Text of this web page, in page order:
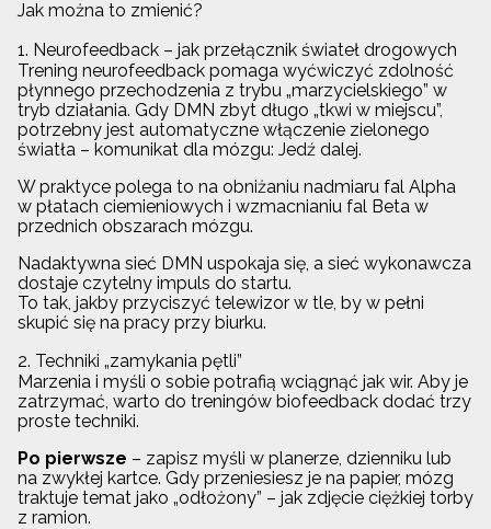
Jak można to zmienić?
1. Neurofeedback – jak przełącznik świateł drogowych
Trening neurofeedback pomaga wyćwiczyć zdolność
płynnego przechodzenia z trybu „marzycielskiego” w
tryb działania. Gdy DMN zbyt długo „tkwi w miejscu”,
potrzebny jest automatyczne włączenie zielonego
światła – komunikat dla mózgu: Jedź dalej.
W praktyce polega to na obniżaniu nadmiaru fal Alpha
w płatach ciemieniowych i wzmacnianiu fal Beta w
przednich obszarach mózgu.
Nadaktywna sieć DMN uspokaja się, a sieć wykonawcza
dostaje czytelny impuls do startu.
To tak, jakby przyciszyć telewizor w tle, by w pełni
skupić się na pracy przy biurku.
2. Techniki „zamykania pętli”
Marzenia i myśli o sobie potrafią wciągnąć jak wir. Aby je
zatrzymać, warto do treningów biofeedback dodać trzy
proste techniki.
Po pierwsze – zapisz myśli w planerze, dzienniku lub
na zwykłej kartce. Gdy przeniesiesz je na papier, mózg
traktuje temat jako „odłożony” – jak zdjęcie ciężkiej torby
z ramion.